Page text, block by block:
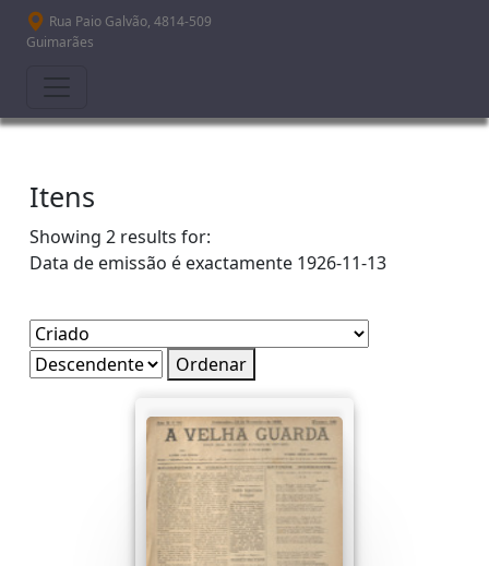
Passar para o conteúdo principal
Rua Paio Galvão, 4814-509
Guimarães
Itens
Showing 2 results for:
Data de emissão é exactamente 1926-11-13
Ordenar